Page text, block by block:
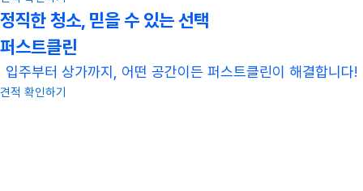
정직한 청소, 믿을 수 있는 선택
퍼스트클린
입주부터 상가까지, 어떤 공간이든 퍼스트클린이 해결합니다!
견적 확인하기